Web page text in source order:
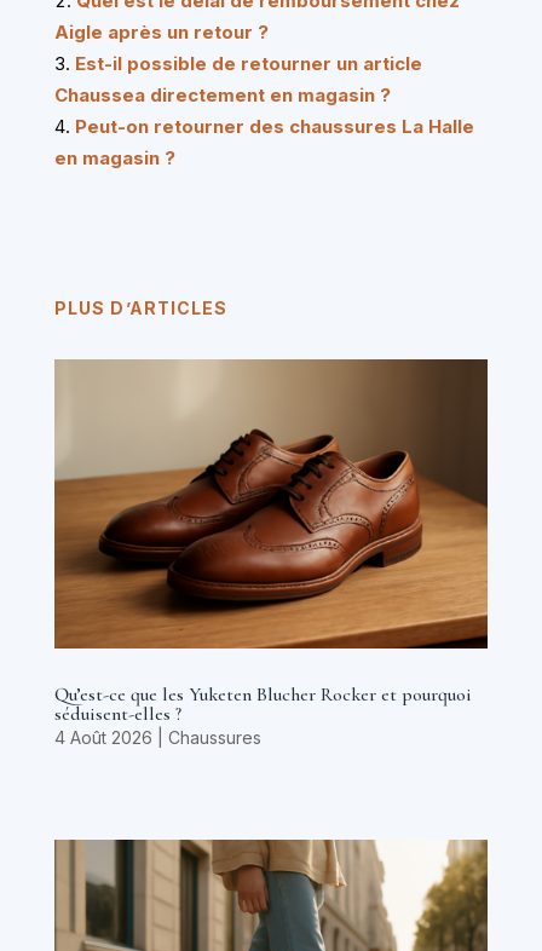
Aigle après un retour ?
Est-il possible de retourner un article
Chaussea directement en magasin ?
Peut-on retourner des chaussures La Halle
en magasin ?
PLUS D’ARTICLES
Qu’est-ce que les Yuketen Blucher Rocker et pourquoi
séduisent-elles ?
4 Août 2026 Chaussures